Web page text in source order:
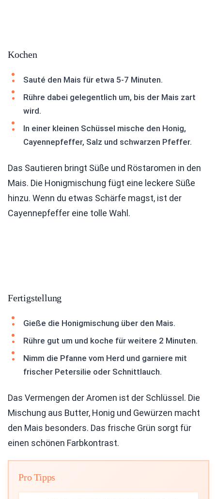
Kochen
Sauté den Mais für etwa 5-7 Minuten.
Rühre dabei gelegentlich um, bis der Mais zart
wird.
In einer kleinen Schüssel mische den Honig,
Cayennepfeffer, Salz und schwarzen Pfeffer.
Das Sautieren bringt Süße und Röstaromen in den
Mais. Die Honigmischung fügt eine leckere Süße
hinzu. Wenn du etwas Schärfe magst, ist der
Cayennepfeffer eine tolle Wahl.
Fertigstellung
Gieße die Honigmischung über den Mais.
Rühre gut um und koche für weitere 2 Minuten.
Nimm die Pfanne vom Herd und garniere mit
frischer Petersilie oder Schnittlauch.
Das Vermengen der Aromen ist der Schlüssel. Die
Mischung aus Butter, Honig und Gewürzen macht
den Mais besonders. Das frische Grün sorgt für
einen schönen Farbkontrast.
Pro Tipps